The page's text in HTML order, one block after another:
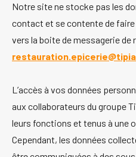
Notre site ne stocke pas les
contact et se contente de
vers la boite de messagerie de
L’accès à vos données
aux collaborateurs du groupe
leurs fonctions et tenus à une
Cependant, les données